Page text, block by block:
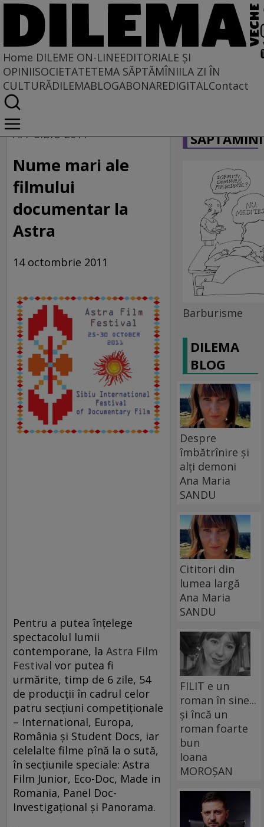
Home DILEME ON-LINEEDITORIALE ȘI
OPINIISOCIETATETEMA SĂPTĂMÎNIILA ZI ÎN
CULTURĂDILEMABLOGABONAREDIGITALContact
Home
Dileme on-line
AFF SIBIU 2011
Nume mari ale
filmului
documentar la
Astra
14 octombrie 2011
Pentru a putea înțelege
spectacolul lumii
contemporane, la Astra Film
Festival vor putea fi
urmărite, timp de 6 zile, 54
de producţii în cadrul celor
patru secțiuni competiționale
– International, Europa,
România și Student Docs, iar
celelalte filme pînă la o sută,
în secţiunile speciale: Astra
Film Junior, Eco-Doc, Made in
Romania, Panel Doc-
Investigaţional şi Panorama.
Barburisme
DILEMA
BLOG
Despre
îmbătrînire și
alți demoni
Ana Maria
SANDU
Cititori din
lumea largă
Ana Maria
SANDU
FILIT e un
roman în sine...
și încă un
roman foarte
bun
Ioana
MOROȘAN